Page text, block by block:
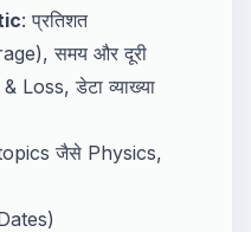
: प्रतिशत
समय और दूरी
डेटा व्याख्या
जैसे Physics,